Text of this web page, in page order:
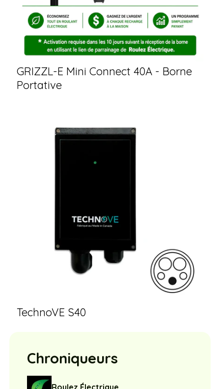
GRIZZL-E Mini Connect 40A - Borne
Portative
TechnoVE S40
Chroniqueurs
Roulez Électrique